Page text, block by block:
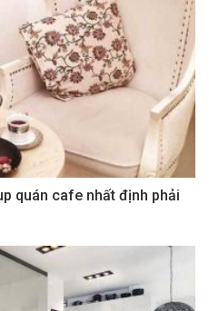
quán cafe nhất định phải